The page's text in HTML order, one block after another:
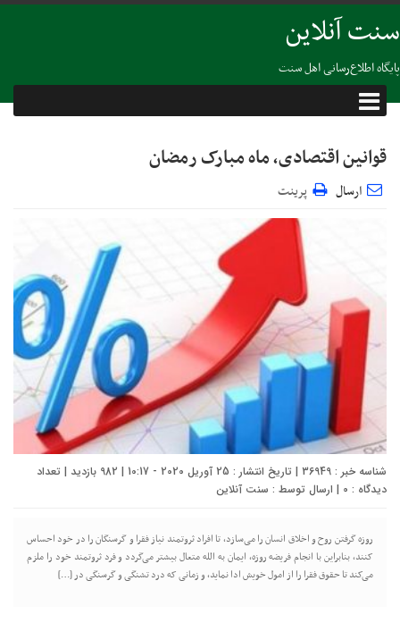
سنت آنلاین
پایگاه اطلاع‌رسانی اهل سنت
قوانین اقتصادی، ماه مبارک رمضان
ارسال پرینت
شناسه خبر : 36949 | تاریخ انتشار : 25 آوریل 2020 - 10:17 | 982 بازدید | تعداد
دیدگاه : 0 | ارسال توسط : سنت آنلاین
روزه گرفتن روح و اخلاق انسان را می‌سازد، تا افراد ثروتمند نیاز فقرا و گرسنگان را در خود احساس
کنند، بنابراین با انجام فریضه روزه، ایمان به الله متعال بیشتر می‌گردد و فرد ثروتمند خود را ملزم
می‌کند تا حقوق فقرا را از امول خویش ادا نماید، و زمانی که درد تشنگی و‌ گرسنگی در […]